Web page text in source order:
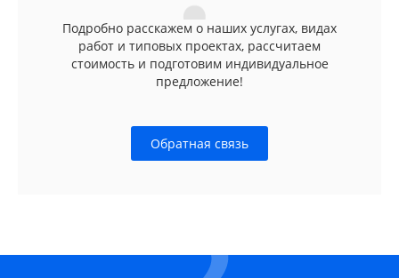
Подробно расскажем о наших услугах, видах
работ и типовых проектах, рассчитаем
стоимость и подготовим индивидуальное
предложение!
Обратная связь